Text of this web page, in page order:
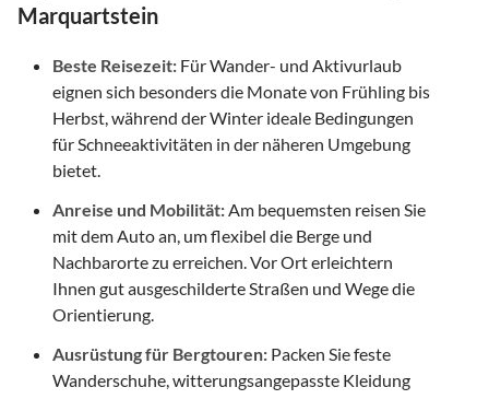
Marquartstein
Beste Reisezeit: Für Wander- und Aktivurlaub
eignen sich besonders die Monate von Frühling bis
Herbst, während der Winter ideale Bedingungen
für Schneeaktivitäten in der näheren Umgebung
bietet.
Anreise und Mobilität: Am bequemsten reisen Sie
mit dem Auto an, um flexibel die Berge und
Nachbarorte zu erreichen. Vor Ort erleichtern
Ihnen gut ausgeschilderte Straßen und Wege die
Orientierung.
Ausrüstung für Bergtouren: Packen Sie feste
Wanderschuhe, witterungsangepasste Kleidung